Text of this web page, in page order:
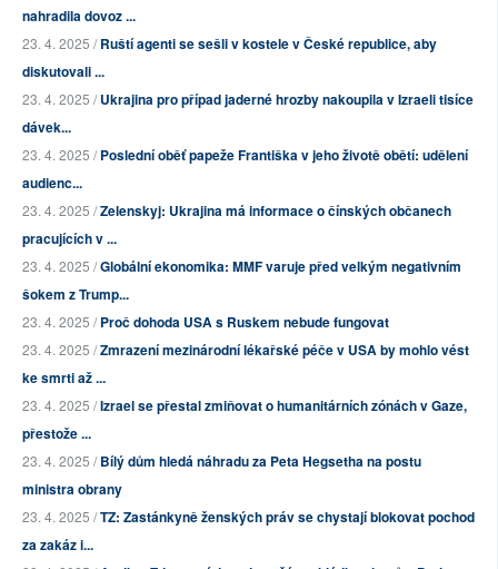
nahradila dovoz ...
23. 4. 2025 /Ruští agenti se sešli v kostele v České republice, aby
diskutovali ...
23. 4. 2025 /Ukrajina pro případ jaderné hrozby nakoupila v Izraeli tisíce
dávek...
23. 4. 2025 /Poslední oběť papeže Františka v jeho životě obětí: udělení
audienc...
23. 4. 2025 /Zelenskyj: Ukrajina má informace o čínských občanech
pracujících v ...
23. 4. 2025 /Globální ekonomika: MMF varuje před velkým negativním
šokem z Trump...
23. 4. 2025 /Proč dohoda USA s Ruskem nebude fungovat
23. 4. 2025 /Zmrazení mezinárodní lékařské péče v USA by mohlo vést
ke smrti až ...
23. 4. 2025 /Izrael se přestal zmiňovat o humanitárních zónách v Gaze,
přestože ...
23. 4. 2025 /Bílý dům hledá náhradu za Peta Hegsetha na postu
ministra obrany
23. 4. 2025 /TZ: Zastánkyně ženských práv se chystají blokovat pochod
za zakáz i...